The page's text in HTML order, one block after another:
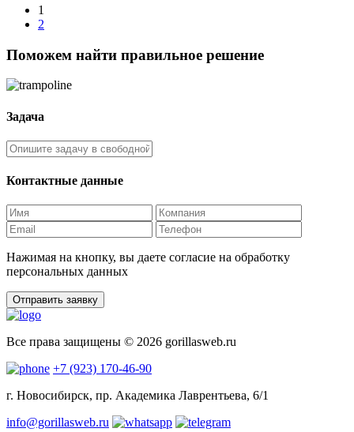
1
2
Поможем найти правильное решение
Задача
Контактные данные
Нажимая на кнопку, вы даете согласие на обработку
персональных данных
Отправить заявку
Все права защищены © 2026 gorillasweb.ru
+7 (923) 170-46-90
г. Новосибирск, пр. Академика Лаврентьева, 6/1
info@gorillasweb.ru